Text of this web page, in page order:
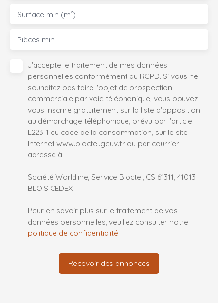
Surface min (m²)
Pièces min
J'accepte le traitement de mes données
personnelles conformément au RGPD. Si vous ne
souhaitez pas faire l'objet de prospection
commerciale par voie téléphonique, vous pouvez
vous inscrire gratuitement sur la liste d'opposition
au démarchage téléphonique, prévu par l'article
L223-1 du code de la consommation, sur le site
Internet www.bloctel.gouv.fr ou par courrier
adressé à :
Société Worldline, Service Bloctel, CS 61311, 41013
BLOIS CEDEX.
Pour en savoir plus sur le traitement de vos
données personnelles, veuillez consulter notre
politique de confidentialité.
Recevoir des annonces